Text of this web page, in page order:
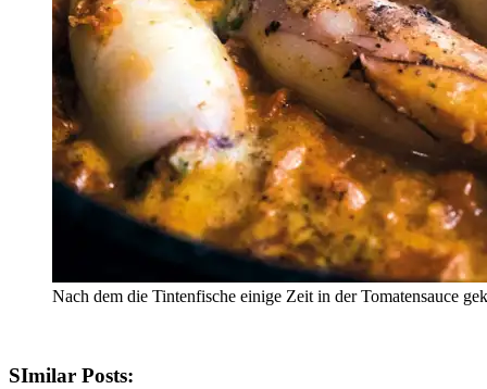
Nach dem die Tintenfische einige Zeit in der Tomatensauce
SImilar Posts: